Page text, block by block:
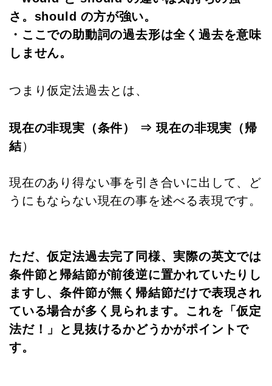
さ。should の方が強い。
・ここでの助動詞の過去形は全く過去を意味
しません。
つまり仮定法過去とは、
現在の非現実（条件）
⇒ 現在の非現実（帰
結）
現在のあり得ない事を引き合いに出して、ど
うにもならない現在の事を述べる表現です。
ただ、仮定法過去完了同様、実際の英文では
条件節と帰結節が前後逆に置かれていたりし
ますし、条件節が無く帰結節だけで表現され
ている場合が多く見られます。これを「仮定
法だ！」と見抜けるかどうかがポイントで
す。